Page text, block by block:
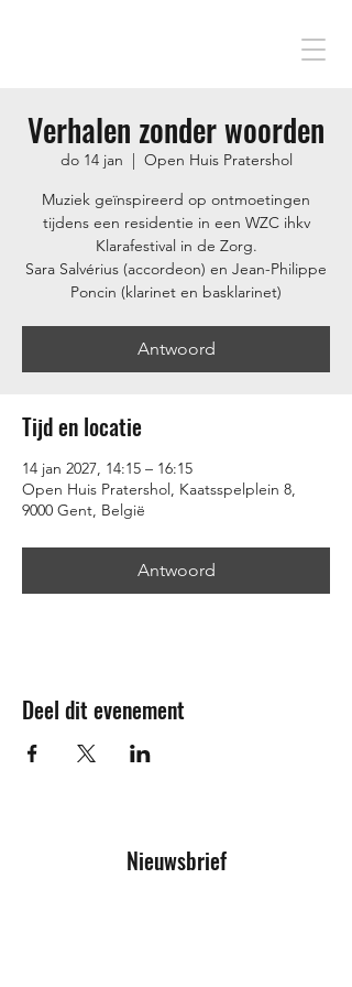
Verhalen zonder woorden
do 14 jan
  |
Open Huis Pratershol
Muziek geïnspireerd op ontmoetingen
tijdens een residentie in een WZC ihkv
Klarafestival in de Zorg.
Sara Salvérius (accordeon) en Jean-Philippe
Poncin (klarinet en basklarinet)
Antwoord
Tijd en locatie
14 jan 2027, 14:15 – 16:15
Open Huis Pratershol, Kaatsspelplein 8,
9000 Gent, België
Antwoord
Deel dit evenement
Nieuwsbrief